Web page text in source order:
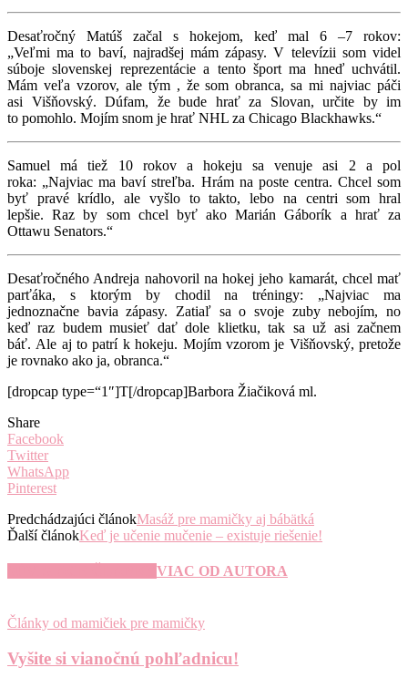
Desaťročný Matúš začal s hokejom, keď mal 6 –7 rokov:
„Veľmi ma to baví, najradšej mám zápasy. V televízii som videl
súboje slovenskej reprezentácie a tento šport ma hneď uchvátil.
Mám veľa vzorov, ale tým , že som obranca, sa mi najviac páči
asi Višňovský. Dúfam, že bude hrať za Slovan, určite by im
to pomohlo. Mojím snom je hrať NHL za Chicago Blackhawks.“
Samuel má tiež 10 rokov a hokeju sa venuje asi 2 a pol
roka: „Najviac ma baví streľba. Hrám na poste centra. Chcel som
byť pravé krídlo, ale vyšlo to takto, lebo na centri som hral
lepšie. Raz by som chcel byť ako Marián Gáborík a hrať za
Ottawu Senators.“
Desaťročného Andreja nahovoril na hokej jeho kamarát, chcel mať
parťáka, s ktorým by chodil na tréningy: „Najviac ma
jednoznačne bavia zápasy. Zatiaľ sa o svoje zuby nebojím, no
keď raz budem musieť dať dole klietku, tak sa už asi začnem
báť. Ale aj to patrí k hokeju. Mojím vzorom je Višňovský, pretože
je rovnako ako ja, obranca.“
[dropcap type=“1″]T[/dropcap]Barbora Žiačiková ml.
Share
Facebook
Twitter
WhatsApp
Pinterest
Predchádzajúci článokMasáž pre mamičky aj bábätká
Ďalší článokKeď je učenie mučenie – existuje riešenie!
VIAC OD AUTORA
Články od mamičiek pre mamičky
Vyšite si vianočnú pohľadnicu!